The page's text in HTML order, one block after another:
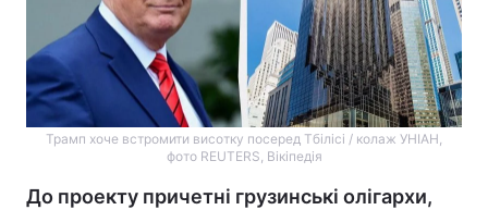
Трамп хоче встромити висотку посеред Тбілісі / колаж УНІАН,
фото REUTERS, Вікіпедія
До проекту причетні грузинські олігархи,